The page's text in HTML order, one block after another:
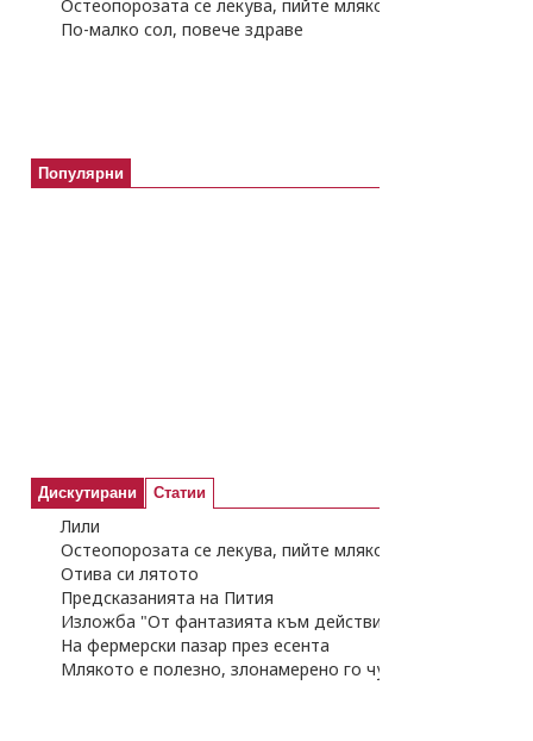
Остеопорозата се лекува, пийте мляко!
По-малко сол, повече здраве
Популярни
Дискутирани Статии
Лили
Остеопорозата се лекува, пийте мляко!
Отива си лятото
Предсказанията на Пития
Изложба "От фантазията към действителността"
На фермерски пазар през есента
Млякото е полезно, злонамерено го чумосват